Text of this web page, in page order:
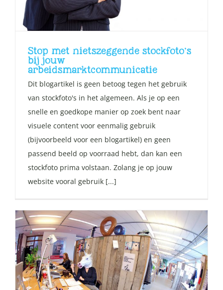
Stop met nietszeggende stockfoto’s
bij jouw
arbeidsmarktcommunicatie
Dit blogartikel is geen betoog tegen het gebruik
van stockfoto's in het algemeen. Als je op een
snelle en goedkope manier op zoek bent naar
visuele content voor eenmalig gebruik
(bijvoorbeeld voor een blogartikel) en geen
passend beeld op voorraad hebt, dan kan een
stockfoto prima volstaan. Zolang je op jouw
website vooral gebruik [...]